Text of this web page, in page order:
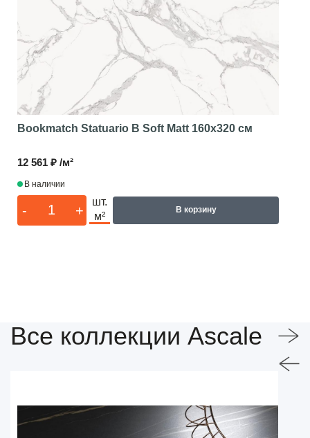
Bookmatch Statuario B Soft Matt 160x320 см
12 561 ₽ /м²
В наличии
- +
шт.
м²
В корзину
Все коллекции Ascale